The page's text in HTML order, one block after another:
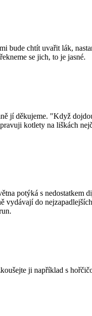
bude chtít uvařit lák,
se jich, to je jasné.
jí děkujeme. "Když
kotlety na liškách
potýká s nedostatkem
vydávají do
ji například s